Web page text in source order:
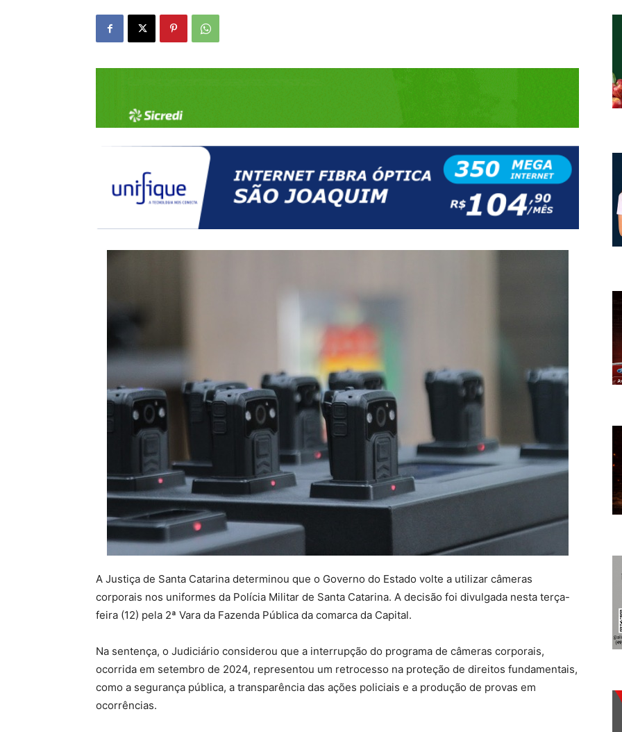
A Justiça de Santa Catarina determinou que o Governo do Estado volte a utilizar câmeras
corporais nos uniformes da Polícia Militar de Santa Catarina. A decisão foi divulgada nesta terça-
feira (12) pela 2ª Vara da Fazenda Pública da comarca da Capital.
Na sentença, o Judiciário considerou que a interrupção do programa de câmeras corporais,
ocorrida em setembro de 2024, representou um retrocesso na proteção de direitos fundamentais,
como a segurança pública, a transparência das ações policiais e a produção de provas em
ocorrências.